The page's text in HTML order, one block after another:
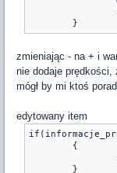
	}
zmieniając - na + i
nie dodaje prędkości,
mógł by mi ktoś
edytowany item
	}